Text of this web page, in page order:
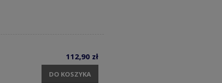
112,90 zł
DO KOSZYKA